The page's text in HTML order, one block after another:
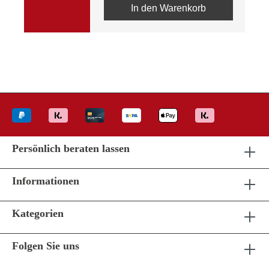
In den Warenkorb
Persönlich beraten lassen
Informationen
Kategorien
Folgen Sie uns